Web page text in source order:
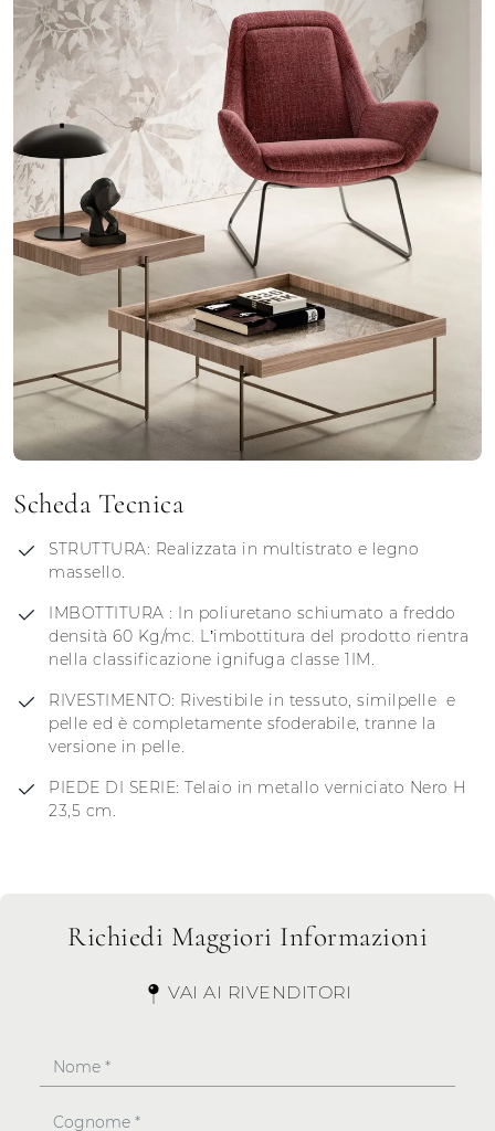
Scheda Tecnica
STRUTTURA: Realizzata in multistrato e legno
massello.
IMBOTTITURA : In poliuretano schiumato a freddo
densità 60 Kg/mc. L’imbottitura del prodotto rientra
nella classificazione ignifuga classe 1IM.
RIVESTIMENTO: Rivestibile in tessuto, similpelle e
pelle ed è completamente sfoderabile, tranne la
versione in pelle.
PIEDE DI SERIE: Telaio in metallo verniciato Nero H
23,5 cm.
Richiedi Maggiori Informazioni
VAI AI RIVENDITORI